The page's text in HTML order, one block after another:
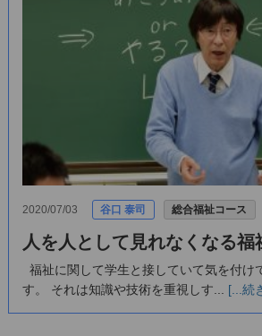
2020/07/03 谷口 泰司 総合福祉コース
人を人として見れなくなる福
福祉に関して学生と接していて気を付け
す。 それは知識や技術を重視しす... [...続